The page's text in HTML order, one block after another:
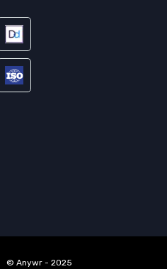
© Anywr - 2025